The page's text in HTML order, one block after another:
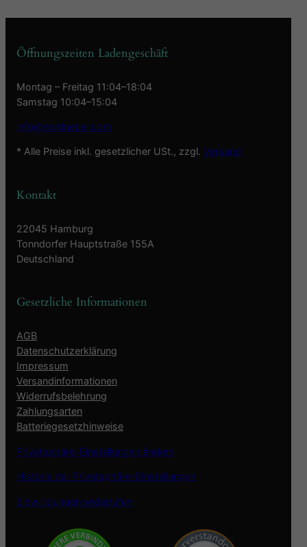
Öffnungszeiten Ladengeschäft
Montag – Freitag 11:04–18:04
Samstag 10:04–15:04
info@nordnebel.com
* Alle Preise inkl. gesetzlicher USt., zzgl. Versand
Kontakt
22045 Hamburg
Tonndorfer Hauptstraße 155A
Deutschland
Gesetzliche Informationen
AGB
Datenschutzerklärung
Impressum
Versandinformationen
Widerrufsbelehrung
Zahlungsarten
Batteriegesetzhinweise
Privatsphäre-Einstellungen ändern
Historie der Privatsphäre-Einstellungen
Einwilligungen widerrufen